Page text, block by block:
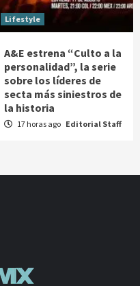
Lifestyle
A&E estrena “Culto a la
personalidad”, la serie
sobre los líderes de
secta más siniestros de
la historia
17 horas ago Editorial Staff